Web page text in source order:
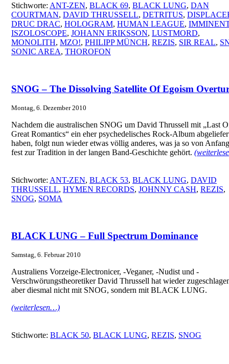
Stichworte: ANT-ZEN, BLACK 69, BLACK LUNG, DAN
COURTMAN, DAVID THRUSSELL, DETRITUS,
DRUC DRAC, HOLOGRAM, HUMAN LEAGUE,
ISZOLOSCOPE, JOHANN ERIKSSON, LUSTMORD,
MONOLITH, MZO!, PHILIPP MÜNCH, REZIS, SIR REAL,
SONIC AREA, THOROFON
SNOG – The Dissolving Satellite Of Egoism
Montag, 6. Dezember 2010
Nachdem die australischen SNOG um David Thrussell mit „Last
Great Romantics“ ein eher psychedelisches Rock-Album
haben, folgt nun wieder etwas völlig anderes, was ja so von
fest zur Tradition in der langen Band-Geschichte gehört.
Stichworte: ANT-ZEN, BLACK 53, BLACK LUNG, DAVID
THRUSSELL, HYMEN RECORDS, JOHNNY CASH, REZIS,
SNOG, SOMA
BLACK LUNG – Full Spectrum Dominance
Samstag, 6. Februar 2010
Australiens Vorzeige-Electronicer, -Veganer, -Nudist und -
Verschwörungstheoretiker David Thrussell hat wieder
aber diesmal nicht mit SNOG, sondern mit BLACK LUNG.
(weiterlesen…)
Stichworte: BLACK 50, BLACK LUNG, REZIS, SNOG